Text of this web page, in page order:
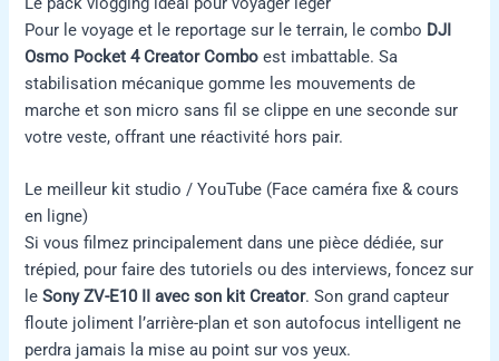
Pour le voyage et le reportage sur le terrain, le combo DJI
Osmo Pocket 4 Creator Combo est imbattable. Sa
stabilisation mécanique gomme les mouvements de
marche et son micro sans fil se clippe en une seconde sur
votre veste, offrant une réactivité hors pair.
Le meilleur kit studio / YouTube (Face caméra fixe & cours
en ligne)
Si vous filmez principalement dans une pièce dédiée, sur
trépied, pour faire des tutoriels ou des interviews, foncez sur
leSony ZV-E10 II avec son kit Creator. Son grand capteur
floute joliment l’arrière-plan et son autofocus intelligent ne
perdra jamais la mise au point sur vos yeux.